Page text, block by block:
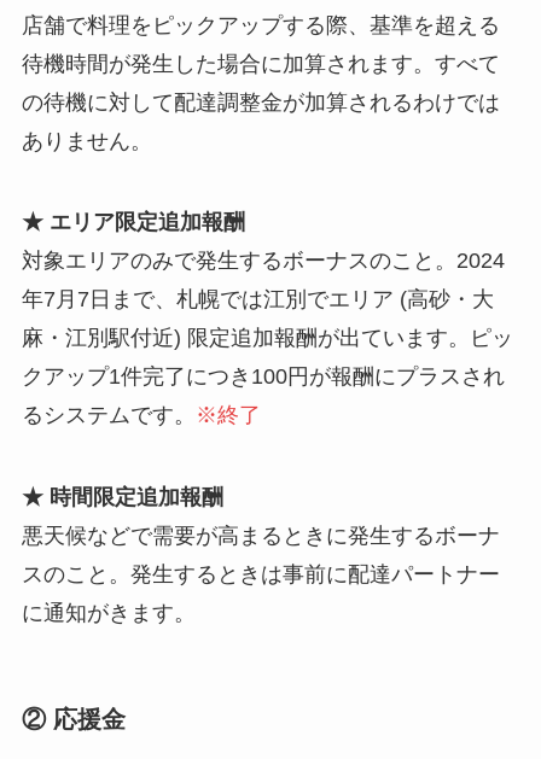
店舗で料理をピックアップする際、基準を超える
待機時間が発生した場合に加算されます。すべて
の待機に対して配達調整金が加算されるわけでは
ありません。
★ エリア限定追加報酬
対象エリアのみで発生するボーナスのこと。2024
年7月7日まで、札幌では江別でエリア (高砂・大
麻・江別駅付近) 限定追加報酬が出ています。ピッ
クアップ1件完了につき100円が報酬にプラスされ
るシステムです。
※終了
★ 時間限定追加報酬
悪天候などで需要が高まるときに発生するボーナ
スのこと。発生するときは事前に配達パートナー
に通知がきます。
② 応援金